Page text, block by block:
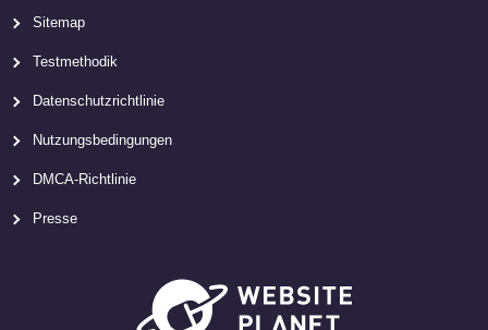
Sitemap
Testmethodik
Datenschutzrichtlinie
Nutzungsbedingungen
DMCA-Richtlinie
Presse